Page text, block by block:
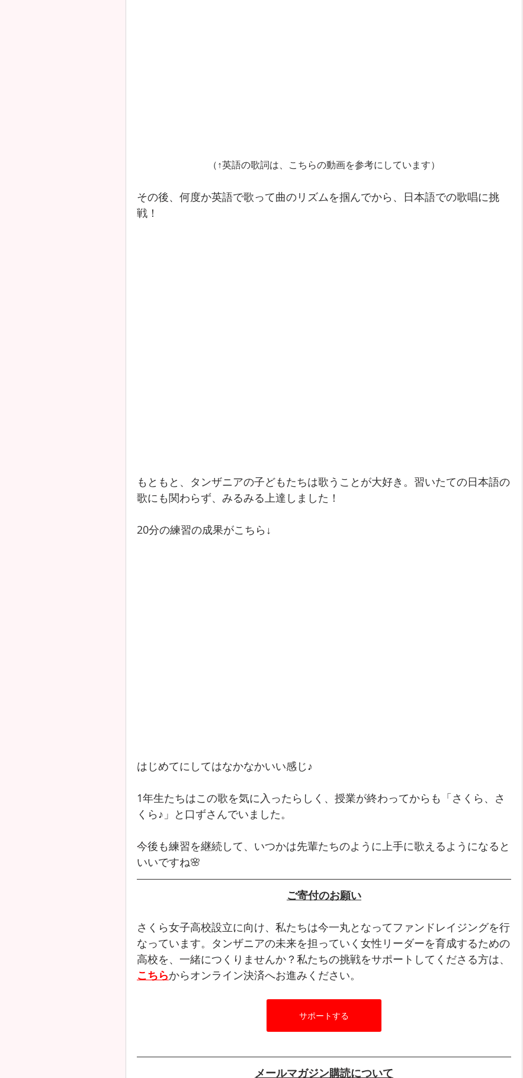
（↑英語の歌詞は、こちらの動画を参考にしています）
その後、何度か英語で歌って曲のリズムを掴んでから、日本語での歌唱に挑
戦！
もともと、タンザニアの子どもたちは歌うことが大好き。習いたての日本語の
歌にも関わらず、みるみる上達しました！
20分の練習の成果がこちら↓
はじめてにしてはなかなかいい感じ♪
1年生たちはこの歌を気に入ったらしく、授業が終わってからも「さくら、さ
くら♪」と口ずさんでいました。
今後も練習を継続して、いつかは先輩たちのように上手に歌えるようになると
いいですね🌸
ご寄付のお願い
さくら女子高校設立に向け、私たちは今一丸となってファンドレイジングを行
なっています。タンザニアの未来を担っていく女性リーダーを育成するための
高校を、一緒につくりませんか？私たちの挑戦をサポートしてくださる方は、
こちらからオンライン決済へお進みください。
サポートする
メールマガジン購読について